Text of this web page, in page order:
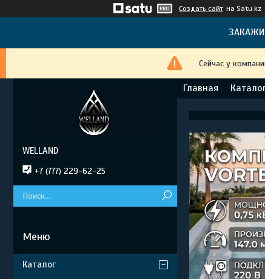
Создать сайт на Satu.kz
ЗАКАЖИ
Сейчас у
Главная
WELLAND
+7 (777) 229-62-25
Каталог